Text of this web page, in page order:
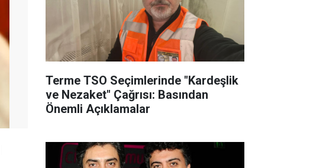
Terme TSO Seçimlerinde "Kardeşlik
ve Nezaket" Çağrısı: Basından
Önemli Açıklamalar